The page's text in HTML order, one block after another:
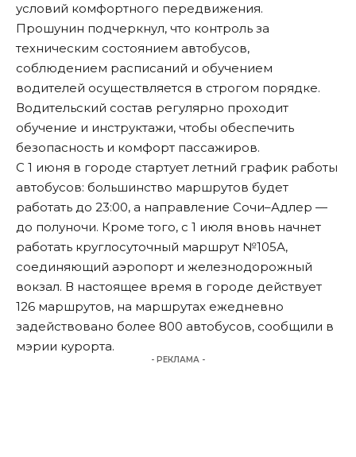
условий комфортного передвижения.
Прошунин подчеркнул, что контроль за
техническим состоянием автобусов,
соблюдением расписаний и обучением
водителей осуществляется в строгом порядке.
Водительский состав регулярно проходит
обучение и инструктажи, чтобы обеспечить
безопасность и комфорт пассажиров.
С 1 июня в городе стартует летний график работы
автобусов: большинство маршрутов будет
работать до 23:00, а направление Сочи–Адлер —
до полуночи. Кроме того, с 1 июля вновь начнет
работать круглосуточный маршрут №105А,
соединяющий аэропорт и железнодорожный
вокзал. В настоящее время в городе действует
126 маршрутов, на маршрутах ежедневно
задействовано более 800 автобусов, сообщили в
мэрии курорта.
- РЕКЛАМА -